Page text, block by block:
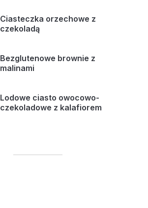
Ciasteczka orzechowe z
czekoladą
Bezglutenowe brownie z
malinami
Lodowe ciasto owocowo-
czekoladowe z kalafiorem